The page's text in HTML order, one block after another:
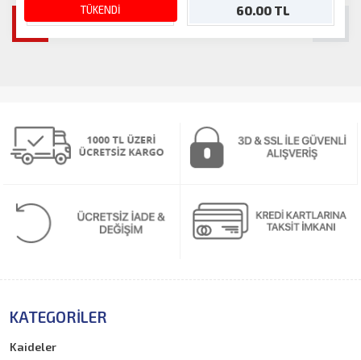
TÜKENDİ
60.00 TL 60.00 TL
KATEGORILER
Kaideler